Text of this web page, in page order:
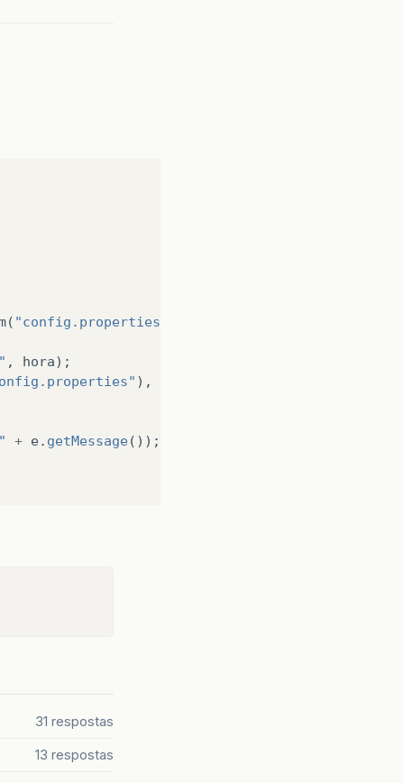
( "config.properties"
, hora);
),
+ e. getMessage());
31 respostas
13 respostas